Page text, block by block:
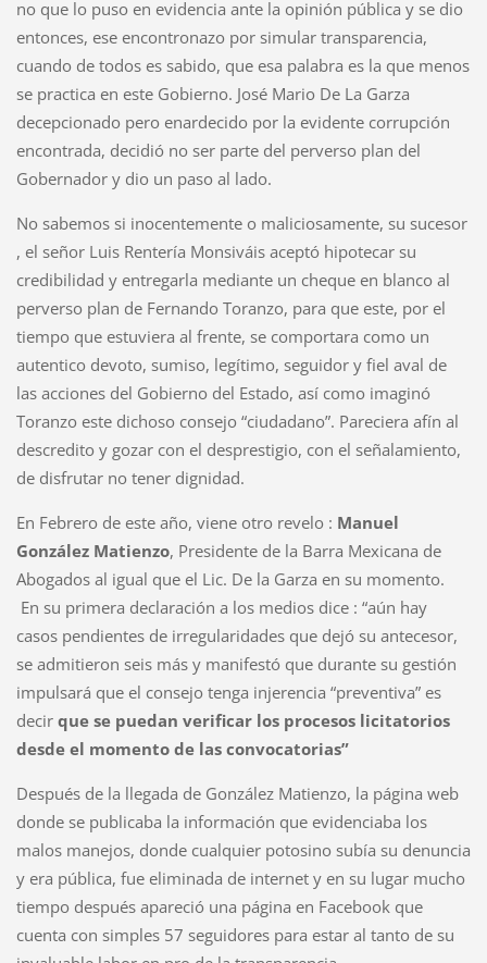
no que lo puso en evidencia ante la opinión pública y se dio
entonces, ese encontronazo por simular transparencia,
cuando de todos es sabido, que esa palabra es la que menos
se practica en este Gobierno. José Mario De La Garza
decepcionado pero enardecido por la evidente corrupción
encontrada, decidió no ser parte del perverso plan del
Gobernador y dio un paso al lado.
No sabemos si inocentemente o maliciosamente, su sucesor
, el señor Luis Rentería Monsiváis aceptó hipotecar su
credibilidad y entregarla mediante un cheque en blanco al
perverso plan de Fernando Toranzo, para que este, por el
tiempo que estuviera al frente, se comportara como un
autentico devoto, sumiso, legítimo, seguidor y fiel aval de
las acciones del Gobierno del Estado, así como imaginó
Toranzo este dichoso consejo “ciudadano”. Pareciera afín al
descredito y gozar con el desprestigio, con el señalamiento,
de disfrutar no tener dignidad.
En Febrero de este año, viene otro revelo : Manuel
González Matienzo, Presidente de la Barra Mexicana de
Abogados al igual que el Lic. De la Garza en su momento.
En su primera declaración a los medios dice : “aún hay
casos pendientes de irregularidades que dejó su antecesor,
se admitieron seis más y manifestó que durante su gestión
impulsará que el consejo tenga injerencia “preventiva” es
decir que se puedan verificar los procesos licitatorios
desde el momento de las convocatorias”
Después de la llegada de González Matienzo, la página web
donde se publicaba la información que evidenciaba los
malos manejos, donde cualquier potosino subía su denuncia
y era pública, fue eliminada de internet y en su lugar mucho
tiempo después apareció una página en Facebook que
cuenta con simples 57 seguidores para estar al tanto de su